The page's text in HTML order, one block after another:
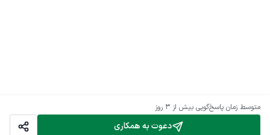
دعوت به همکاری
متوسط زمان پاسخ‌گویی بیش از ۳ روز